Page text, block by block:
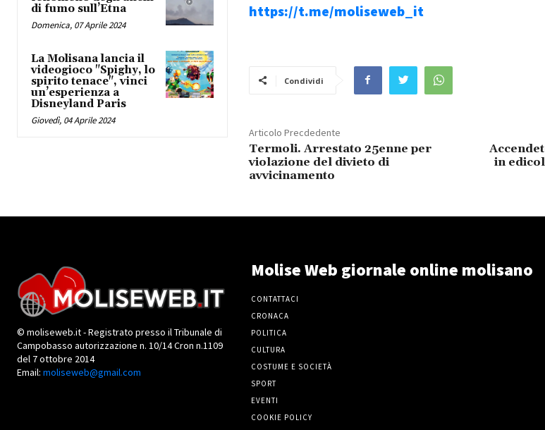
di fumo sull’Etna
Domenica, 07 Aprile 2024
La Molisana lancia il
videogioco "Spighy, lo
spirito tenace", vinci
un’esperienza a
Disneyland Paris
Giovedì, 04 Aprile 2024
https://t.me/moliseweb_it
Condividi
Articolo Precdedente
Termoli. Arrestato 25enne per
violazione del divieto di
avvicinamento
in
© moliseweb.it - Registrato presso il Tribunale di
Campobasso autorizzazione n. 10/14 Cron n.1109
del 7 ottobre 2014
Email: moliseweb@gmail.com
Molise Web giornale online molisano
CONTATTACI
CRONACA
POLITICA
CULTURA
COSTUME E SOCIETÀ
SPORT
EVENTI
COOKIE POLICY